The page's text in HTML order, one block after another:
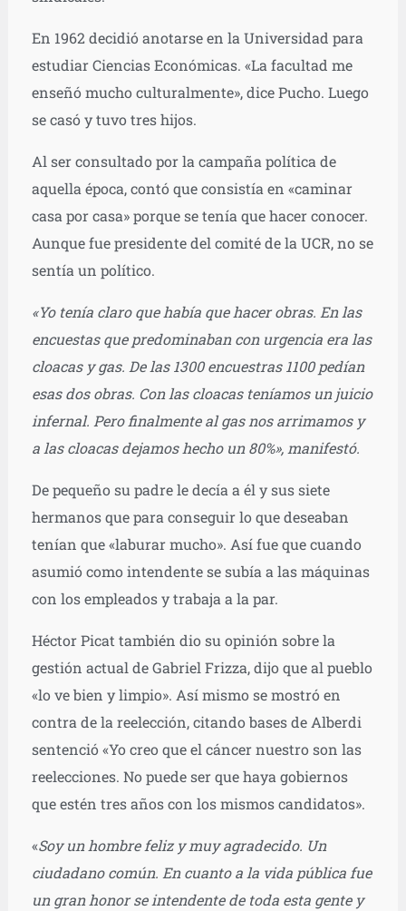
En 1962 decidió anotarse en la Universidad para
estudiar Ciencias Económicas. «La facultad me
enseñó mucho culturalmente», dice Pucho. Luego
se casó y tuvo tres hijos.
Al ser consultado por la campaña política de
aquella época, contó que consistía en «caminar
casa por casa» porque se tenía que hacer conocer.
Aunque fue presidente del comité de la UCR, no se
sentía un político.
«Yo tenía claro que había que hacer obras. En las
encuestas que predominaban con urgencia era las
cloacas y gas. De las 1300 encuestras 1100 pedían
esas dos obras. Con las cloacas teníamos un juicio
infernal. Pero finalmente al gas nos arrimamos y
a las cloacas dejamos hecho un 80%», manifestó.
De pequeño su padre le decía a él y sus siete
hermanos que para conseguir lo que deseaban
tenían que «laburar mucho». Así fue que cuando
asumió como intendente se subía a las máquinas
con los empleados y trabaja a la par.
Héctor Picat también dio su opinión sobre la
gestión actual de Gabriel Frizza, dijo que al pueblo
«lo ve bien y limpio». Así mismo se mostró en
contra de la reelección, citando bases de Alberdi
sentenció «Yo creo que el cáncer nuestro son las
reelecciones. No puede ser que haya gobiernos
que estén tres años con los mismos candidatos».
«Soy un hombre feliz y muy agradecido. Un
ciudadano común. En cuanto a la vida pública fue
un gran honor se intendente de toda esta gente y